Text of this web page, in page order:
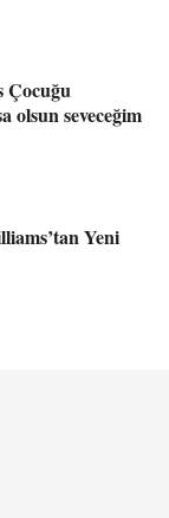
Çocuğu
olsun seveceğim
Yeni